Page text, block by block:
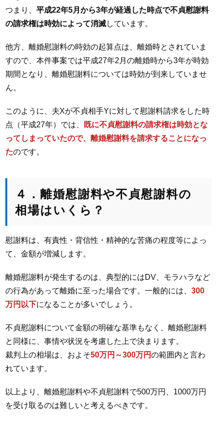
つまり、平成22年5月から3年が経過した時点で不貞慰謝料
の請求権は時効によって消滅しています。
他方、離婚慰謝料の時効の起算点は、離婚時とされていま
すので、本件事案では平成27年2月の離婚時から3年が時効
期間となり、離婚慰謝料については時効が到来していませ
ん。
このように、夫Xが不貞相手Yに対して慰謝料請求をした時
点（平成27年）では、
既に不貞慰謝料の請求権は時効とな
ってしまっていたので、離婚慰謝料を請求することになっ
たのです。
４．離婚慰謝料や不貞慰謝料の
相場はいくら？
慰謝料は、有責性・背信性・精神的な苦痛の程度等によっ
て、金額が増減します。
離婚慰謝料が発生するのは、典型的にはDV、モラハラなど
の行為があって離婚に至った場合です。一般的には、300
万円以下になることが多いでしょう。
不貞慰謝料について金額の明確な基準もなく、離婚慰謝料
と同様に、事情や状況を考慮した上で決まります。
裁判上の相場は、およそ50万円～300万円の範囲内と言わ
れています。
以上より、離婚慰謝料や不貞慰謝料で500万円、1000万円
を受け取るのは難しいと考えるべきです。